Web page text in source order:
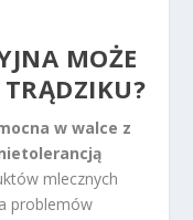
MOŻE
w walce z
mlecznych
problemów